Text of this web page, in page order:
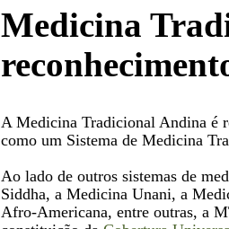
Medicina
A Medicina Tradicional Andina é
como um Sistema de Medicina
Ao lado de outros sistemas de
Siddha, a Medicina Unani, a
Afro-Americana, entre outras, a